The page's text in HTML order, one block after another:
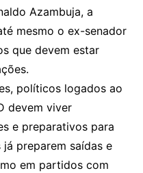
Azambuja, a
mesmo o ex-senador
que devem estar
políticos logados ao
devem viver
e preparativos para
preparem saídas e
em partidos com